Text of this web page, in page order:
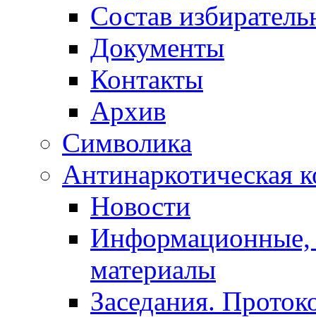
Состав
Документы
Контакты
Архив
Символика
Антинаркотическая
Новости
Информационные,
материалы
Заседания.